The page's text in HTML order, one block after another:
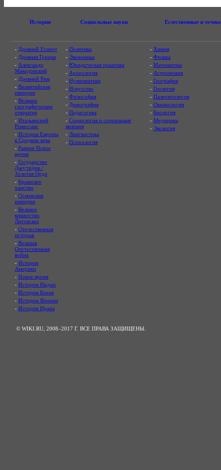
История Социальные науки Естественные и
- Древний Египет
- Древняя Греция
- Александр
Македонский
- Древний Рим
- Византийская
империя
- Великие
географические
открытия
- Итальянский
Ренессанс
- История Европы
в Средние века
- Раннее Новое
время
- Государство
Джучидов /
Золотая Орда
- Крымское
ханство
- Османская
империя
- Великое
княжество
Литовское
- Отечественная
история
- Великая
Отечественная
война
- История
Америки
- Новое время
- История Индии
- История Китая
- История Японии
- История Ирана
- Политика
- Экономика
- Юридическая практика
- Археология
- Нумизматика
- Искусство
- Философия
- Демография
- Педагогика
- Социология и социальные
явления
- Лингвистика
- Психология
- Химия
- Физика
- Математика
- Астрономия
- География
- Геология
- Палеонтология
- Океанология
- Биология
- Медицина
- Экология
© WIKI.RU, 2008–2017 Г. ВСЕ ПРАВА ЗАЩИЩЕНЫ.